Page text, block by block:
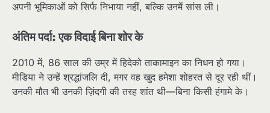
अपनी भूमिकाओं को सिर्फ निभाया नहीं, बल्कि उनमें सांस ली।
अंतिम पर्दा: एक विदाई बिना शोर के
2010 में, 86 साल की उम्र में हिदेको ताकामाइन का निधन हो गया।
मीडिया ने उन्हें श्रद्धांजलि दी, मगर वह खुद हमेशा शोहरत से दूर रही थीं।
उनकी मौत भी उनकी ज़िंदगी की तरह शांत थी—बिना किसी हंगामे के।